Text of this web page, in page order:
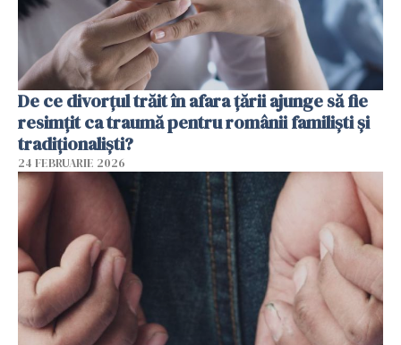
De ce divorțul trăit în afara țării ajunge să fie
resimțit ca traumă pentru românii familiști și
tradiționaliști?
24 FEBRUARIE 2026